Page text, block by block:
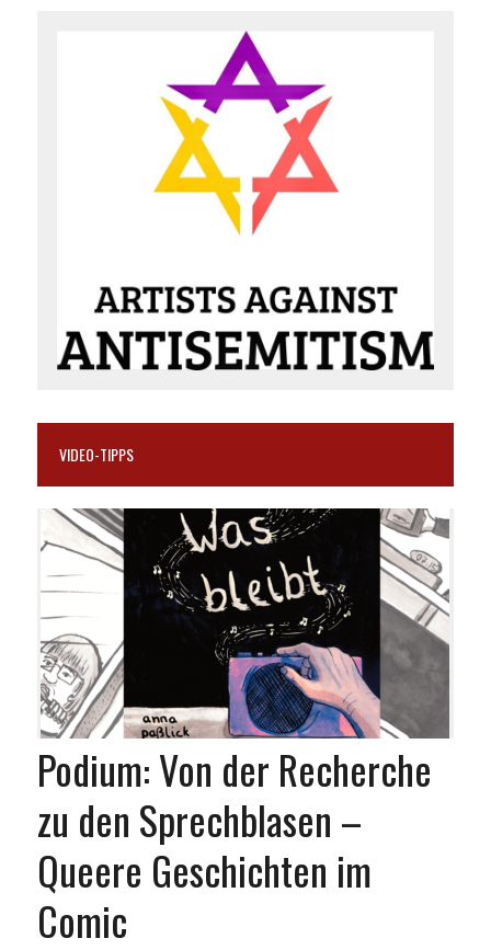
VIDEO-TIPPS
Podium: Von der Recherche
zu den Sprechblasen –
Queere Geschichten im
Comic